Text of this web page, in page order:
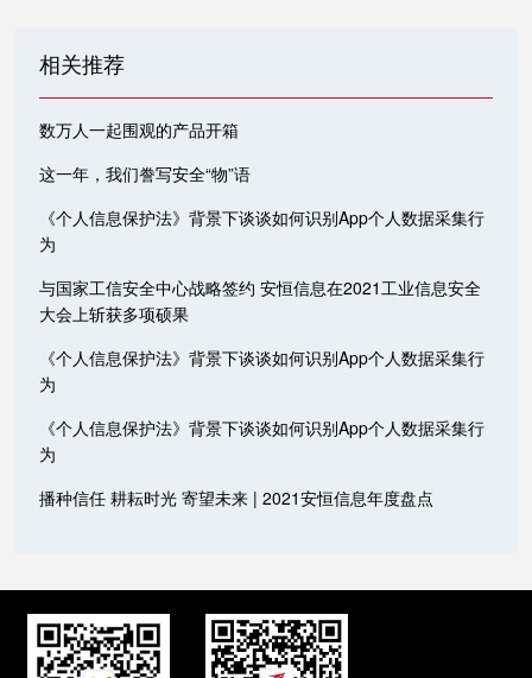
相关推荐
数万人一起围观的产品开箱
这一年，我们誊写安全“物”语
《个人信息保护法》背景下谈谈如何识别App个人数据采集行
为
与国家工信安全中心战略签约 安恒信息在2021工业信息安全
大会上斩获多项硕果
《个人信息保护法》背景下谈谈如何识别App个人数据采集行
为
《个人信息保护法》背景下谈谈如何识别App个人数据采集行
为
播种信任 耕耘时光 寄望未来 | 2021安恒信息年度盘点